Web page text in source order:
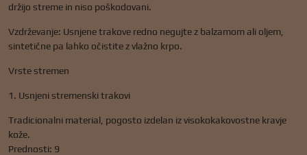
držijo streme in niso poškodovani.
Vzdrževanje: Usnjene trakove redno negujte z balzamom ali oljem,
sintetične pa lahko očistite z vlažno krpo.
Vrste stremen
1. Usnjeni stremenski trakovi
Tradicionalni material, pogosto izdelan iz visokokakovostne kravje
kože.
Prednosti: 9